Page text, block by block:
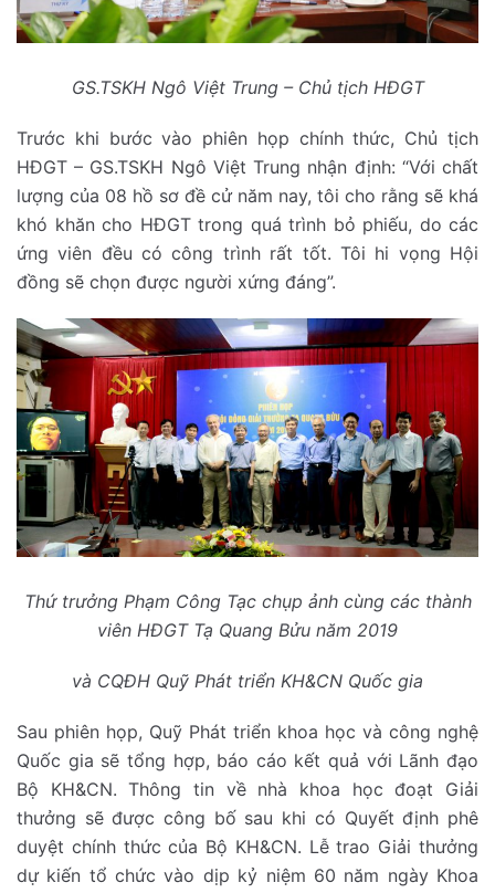
GS.TSKH Ngô Việt Trung – Chủ tịch HĐGT
Trước khi bước vào phiên họp chính thức, Chủ tịch
HĐGT – GS.TSKH Ngô Việt Trung nhận định: “Với chất
lượng của 08 hồ sơ đề cử năm nay, tôi cho rằng sẽ khá
khó khăn cho HĐGT trong quá trình bỏ phiếu, do các
ứng viên đều có công trình rất tốt. Tôi hi vọng Hội
đồng sẽ chọn được người xứng đáng”.
Thứ trưởng Phạm Công Tạc chụp ảnh cùng các thành
viên HĐGT Tạ Quang Bửu năm 2019
và CQĐH Quỹ Phát triển KH&CN Quốc gia
Sau phiên họp, Quỹ Phát triển khoa học và công nghệ
Quốc gia sẽ tổng hợp, báo cáo kết quả với Lãnh đạo
Bộ KH&CN. Thông tin về nhà khoa học đoạt Giải
thưởng sẽ được công bố sau khi có Quyết định phê
duyệt chính thức của Bộ KH&CN. Lễ trao Giải thưởng
dự kiến tổ chức vào dịp kỷ niệm 60 năm ngày Khoa